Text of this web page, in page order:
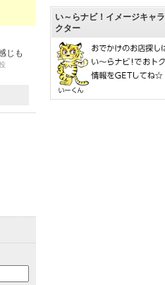
じも
い～らナビ！イメージキャラ
クター